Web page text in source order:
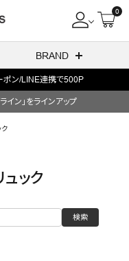
0
BRAND
ポン/LINE連携で500P
イン」をラインアップ
ク
ュック
検索